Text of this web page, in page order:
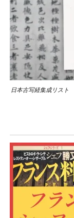
日本古写経集成リスト